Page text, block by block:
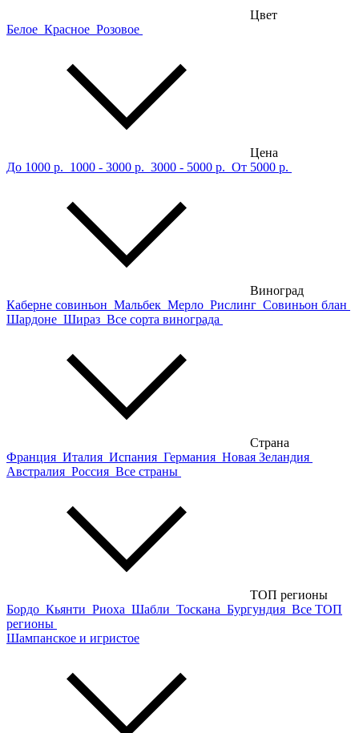
Цвет
Белое Красное Розовое
Цена
До 1000 р. 1000 - 3000 р. 3000 - 5000 р. От 5000 р.
Виноград
Каберне совиньон Мальбек Мерло Рислинг Совиньон блан
Шардоне Шираз Все сорта винограда
Страна
Франция Италия Испания Германия Новая Зеландия
Австралия Россия Все страны
ТОП регионы
Бордо Кьянти Риоха Шабли Тоскана Бургундия Все ТОП
регионы
Шампанское и игристое